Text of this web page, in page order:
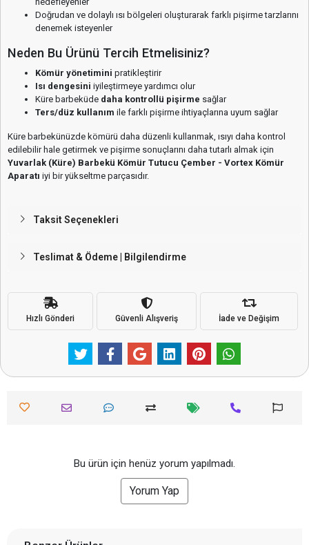
Doğrudan ve dolaylı ısı bölgeleri oluşturarak farklı pişirme tarzlarını
denemek isteyenler
Neden Bu Ürünü Tercih Etmelisiniz?
Kömür yönetimini pratikleştirir
Isı dengesini iyileştirmeye yardımcı olur
Küre barbeküde daha kontrollü pişirme sağlar
Ters/düz kullanım ile farklı pişirme ihtiyaçlarına uyum sağlar
Küre barbekünüzde kömürü daha düzenli kullanmak, ısıyı daha kontrol
edilebilir hale getirmek ve pişirme sonuçlarını daha tutarlı almak için
Yuvarlak (Küre) Barbekü Kömür Tutucu Çember - Vortex Kömür
Aparatı iyi bir yükseltme parçasıdır.
Taksit Seçenekleri
Teslimat & Ödeme | Bilgilendirme
Hızlı Gönderi Güvenli Alışveriş İade ve Değişim
Bu ürün için henüz yorum yapılmadı.
Yorum Yap